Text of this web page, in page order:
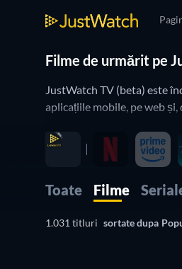
Filme de urmărit pe
JustWatch TV (beta) este
aplicațiile mobile, pe web și,
Toate Filme
1.031 titluri sortate dupa